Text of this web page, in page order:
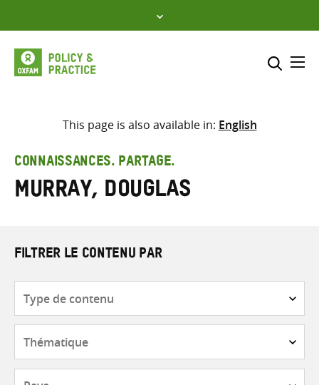
to
content
Sélectionner l’emplacement
Saisir
les
termes
This page is also available in: English
CONNAISSANCES. PARTAGE.
Murray, Douglas
FILTRER LE CONTENU PAR
contenu